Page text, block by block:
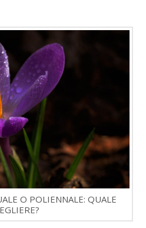
O POLIENNALE: QUALE